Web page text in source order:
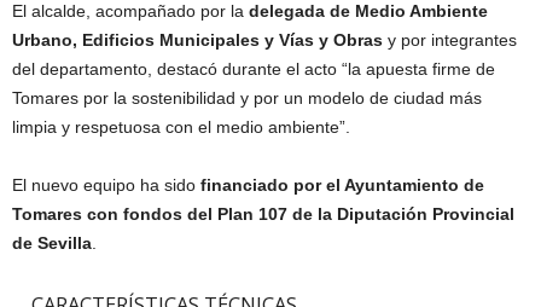
El alcalde, acompañado por la delegada de Medio Ambiente
Urbano, Edificios Municipales y Vías y Obras y por integrantes
del departamento, destacó durante el acto “la apuesta firme de
Tomares por la sostenibilidad y por un modelo de ciudad más
limpia y respetuosa con el medio ambiente”.
El nuevo equipo ha sido financiado por el Ayuntamiento de
Tomares con fondos del Plan 107 de la Diputación Provincial
de Sevilla.